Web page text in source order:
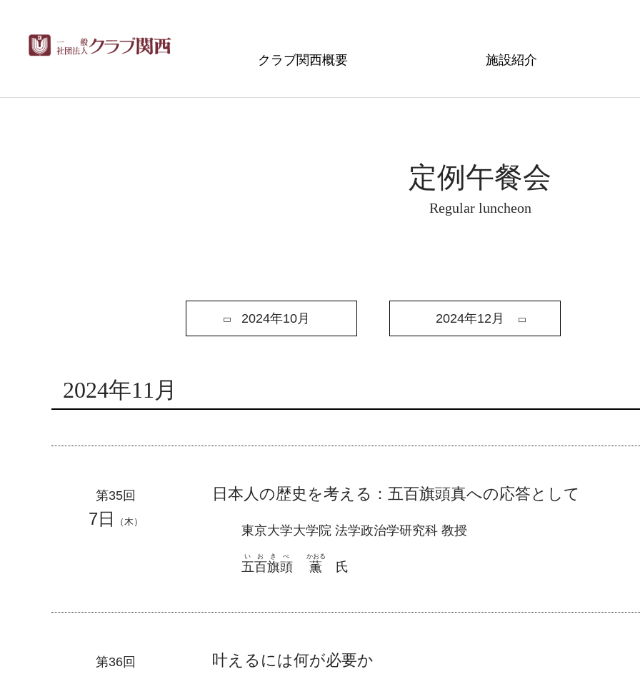
クラブ関西概要 施設紹介
定例午餐会
Regular luncheon
2024年10月 2024年12月
2024年11月
第35回
7日 （木）
日本人の歴史を考える：五百旗頭真への応答として
東京大学大学院 法学政治学研究科 教授
五百旗頭
いおきべ
薫
かおる
氏
第36回 叶えるには何が必要か